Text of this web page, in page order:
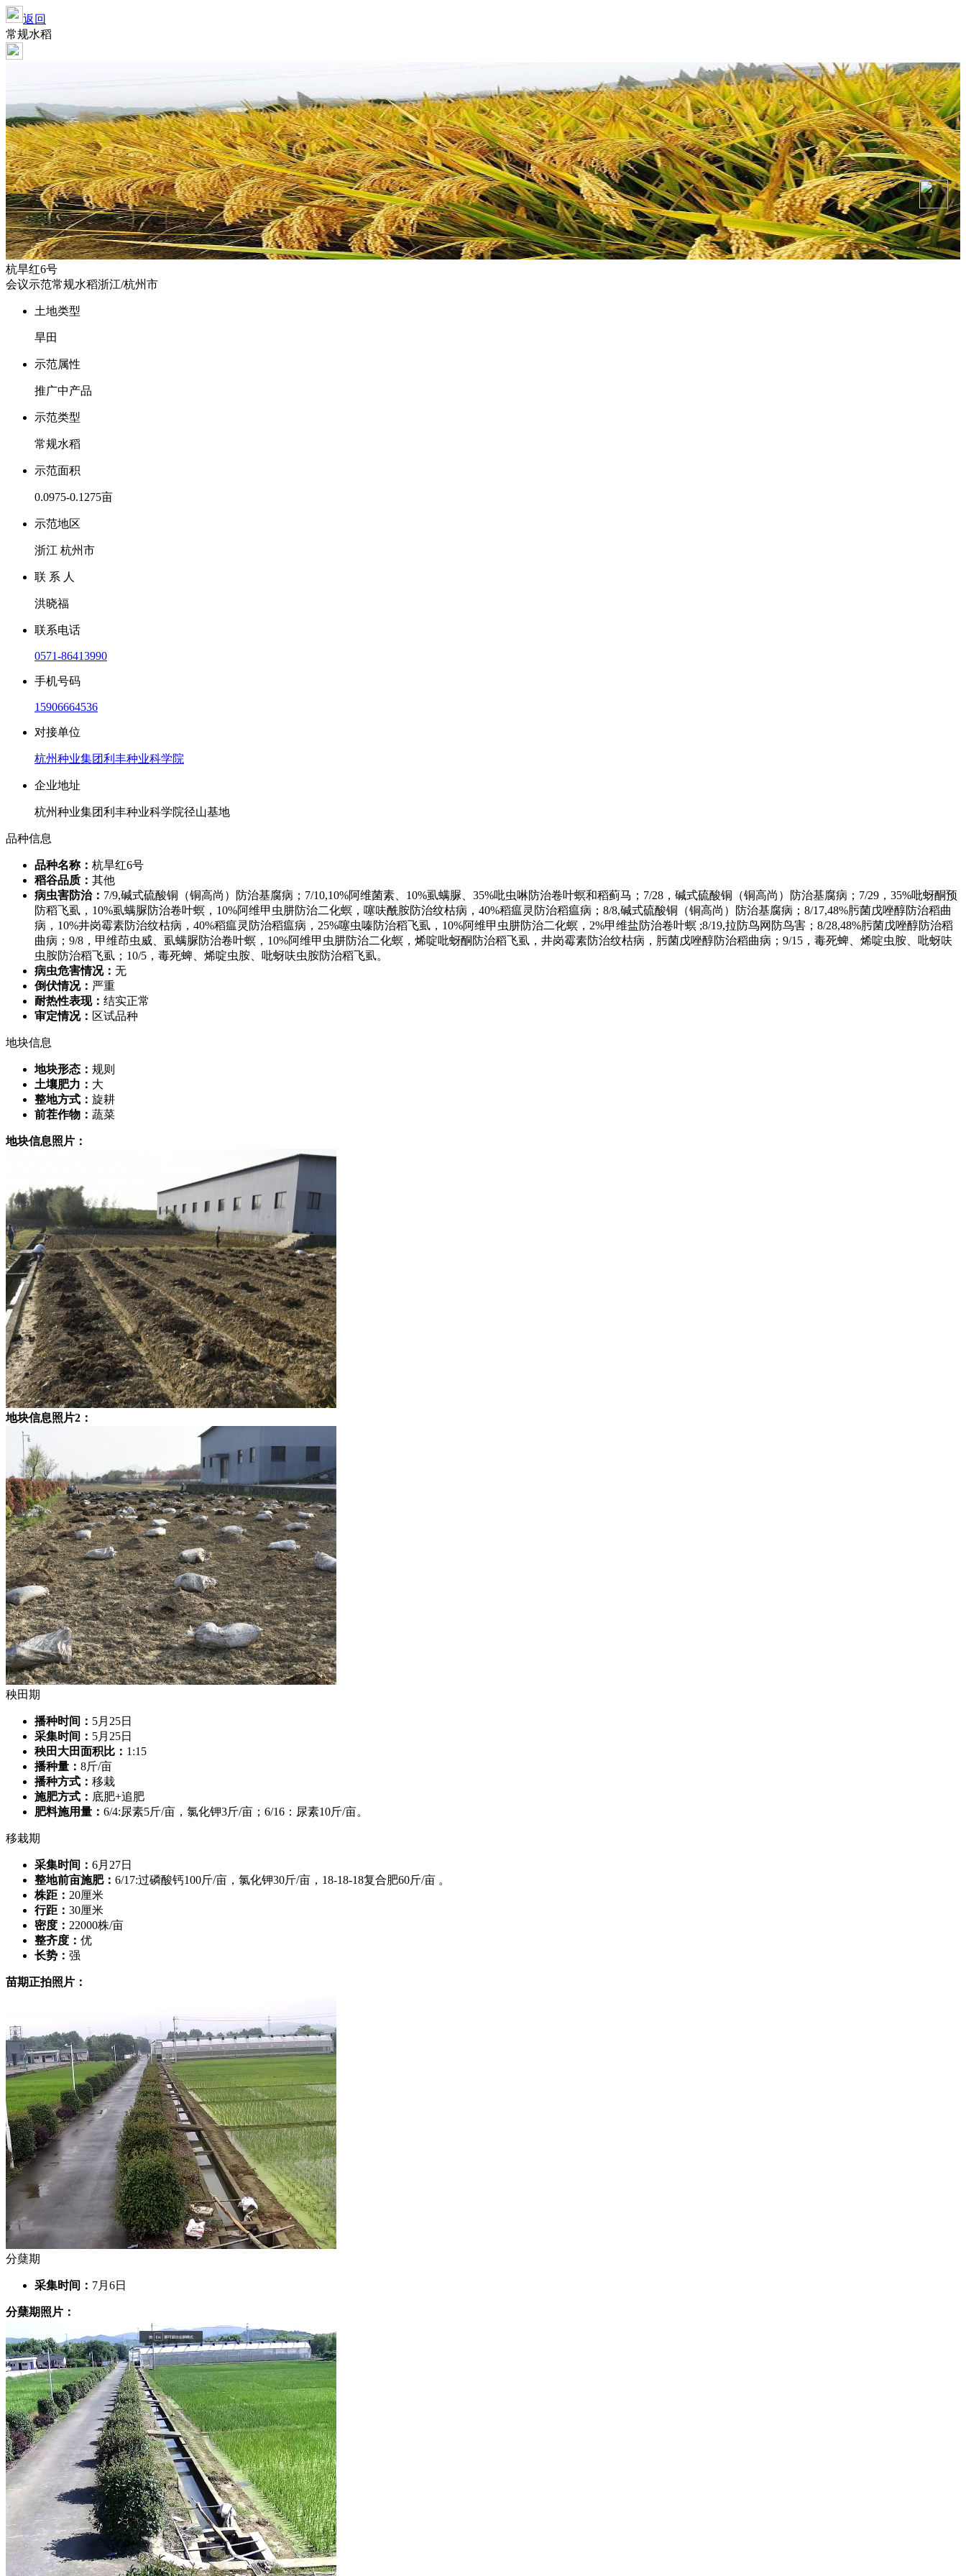
返回
常规水稻
杭旱红6号
会议示范常规水稻浙江/杭州市
土地类型
旱田
示范属性
推广中产品
示范类型
常规水稻
示范面积
0.0975-0.1275亩
示范地区
浙江 杭州市
联 系 人
洪晓福
联系电话
0571-86413990
手机号码
15906664536
对接单位
杭州种业集团利丰种业科学院
企业地址
杭州种业集团利丰种业科学院径山基地
品种信息
品种名称： 杭旱红6号
稻谷品质： 其他
病虫害防治： 7/9,碱式硫酸铜（铜高尚）防治基腐病；7/10,10%阿维菌素、10%虱螨脲、35%吡虫啉防治卷叶螟和稻蓟马；7/28，碱式硫酸铜（铜高尚）防治基腐病；7/29，35%吡蚜酮预
防稻飞虱，10%虱螨脲防治卷叶螟，10%阿维甲虫肼防治二化螟，噻呋酰胺防治纹枯病，40%稻瘟灵防治稻瘟病；8/8,碱式硫酸铜（铜高尚）防治基腐病；8/17,48%肟菌戊唑醇防治稻曲
病，10%井岗霉素防治纹枯病，40%稻瘟灵防治稻瘟病，25%噻虫嗪防治稻飞虱，10%阿维甲虫肼防治二化螟，2%甲维盐防治卷叶螟 ;8/19,拉防鸟网防鸟害；8/28,48%肟菌戊唑醇防治稻
曲病；9/8，甲维茚虫威、虱螨脲防治卷叶螟，10%阿维甲虫肼防治二化螟，烯啶吡蚜酮防治稻飞虱，井岗霉素防治纹枯病，肟菌戊唑醇防治稻曲病；9/15，毒死蜱、烯啶虫胺、吡蚜呋
虫胺防治稻飞虱；10/5，毒死蜱、烯啶虫胺、吡蚜呋虫胺防治稻飞虱。
病虫危害情况： 无
倒伏情况： 严重
耐热性表现： 结实正常
审定情况： 区试品种
地块信息
地块形态： 规则
土壤肥力： 大
整地方式： 旋耕
前茬作物： 蔬菜
地块信息照片：
地块信息照片2：
秧田期
播种时间： 5月25日
采集时间： 5月25日
秧田大田面积比： 1:15
播种量： 8斤/亩
播种方式： 移栽
施肥方式： 底肥+追肥
肥料施用量： 6/4:尿素5斤/亩，氯化钾3斤/亩；6/16：尿素10斤/亩。
移栽期
采集时间： 6月27日
整地前亩施肥： 6/17:过磷酸钙100斤/亩，氯化钾30斤/亩，18-18-18复合肥60斤/亩 。
株距： 20厘米
行距： 30厘米
密度： 22000株/亩
整齐度： 优
长势： 强
苗期正拍照片：
分蘖期
采集时间： 7月6日
分蘖期照片：